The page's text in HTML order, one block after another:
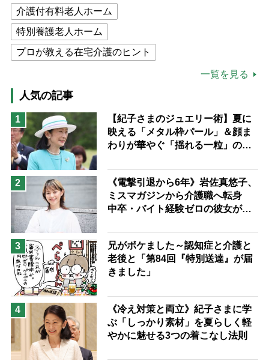
介護付有料老人ホーム
特別養護老人ホーム
プロが教える在宅介護のヒント
高木ブー
ケアマネジャー
猫が母になつきません
息子の遠距離介護サバイバル術
兄がボケました
予防法
一覧を見る
人気の記事
1
【紀子さまのジュエリー術】夏に
映える「メタル枠パール」＆顔ま
わりが華やぐ「揺れる一粒」の使
2
《電撃引退から6年》岩佐真悠子、
ミスマガジンから介護職へ転身
中卒・バイト経験ゼロの彼女が見
ながら自分らしくいられる」
3
兄がボケました～認知症と介護と
老後と「第84回『特別送達』が届
きました」
4
《冷え対策と両立》紀子さまに学
ぶ「しっかり素材」を夏らしく軽
やかに魅せる3つの着こなし法則